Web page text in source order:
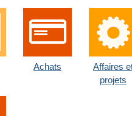
Achats
Affaires
projets